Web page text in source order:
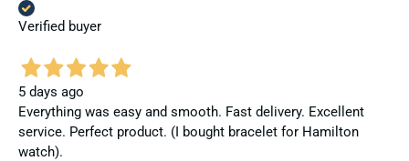
Verified buyer
5 days ago
Everything was easy and smooth. Fast delivery. Excellent
service. Perfect product. (I bought bracelet for Hamilton
watch).